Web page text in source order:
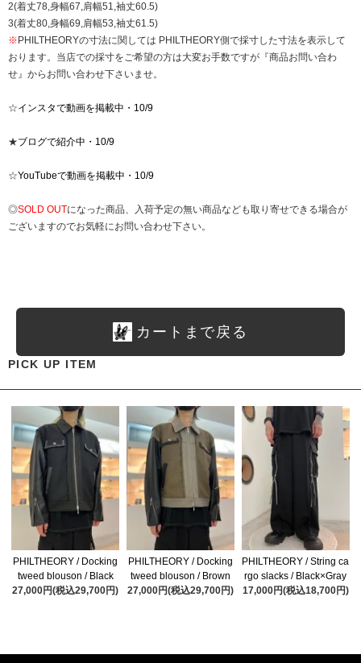
2(着丈78,身幅67,肩幅51,袖丈60.5)
3(着丈80,身幅69,肩幅53,袖丈61.5)
※ PHILTHEORYの寸法に関しては PHILTHEORY側で採寸した寸法を表示して
おります。当店での採寸をご希望の方は大変お手数ですが『商品お問い合わ
せ』からお問い合わせ下さいませ。
☆インスタで動画を掲載中・10/9
★ブログで紹介中・10/9
☆YouTubeで動画を掲載中・10/9
◎SOLD OUTになった商品、入荷予定の無い商品なども取り寄せできる場合が
ございますのでお気軽にお問い合わせ下さい。
カートまで戻る
PICK UP ITEM
PHILTHEORY / Docking
tweed blouson / Black
27,000円(税込29,700円)
PHILTHEORY / Docking
tweed blouson / Brown
27,000円(税込29,700円)
PHILTHEORY / String ca
rgo slacks / Black×Gray
17,000円(税込18,700円)